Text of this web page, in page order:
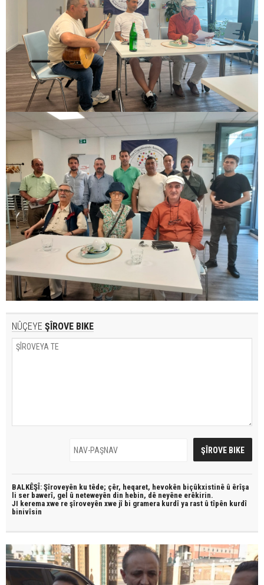
NÛÇEYE ŞÎROVE BIKE
BALKÊŞÎ: Şîroveyên ku têde; çêr, heqaret, hevokên biçûkxistinê û êrîşa
li ser bawerî, gel û neteweyên din hebin, dê neyêne erêkirin.
JI kerema xwe re şîroveyên xwe jî bi gramera kurdî ya rast û tîpên kurdî
binivîsin